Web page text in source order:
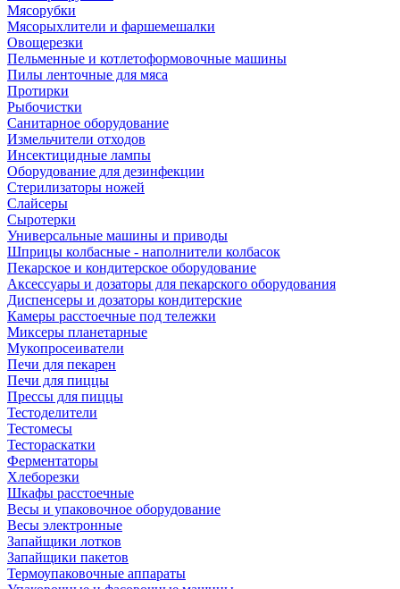
Мясорубки
Мясорыхлители и фаршемешалки
Овощерезки
Пельменные и котлетоформовочные машины
Пилы ленточные для мяса
Протирки
Рыбочистки
Санитарное оборудование
Измельчители отходов
Инсектицидные лампы
Оборудование для дезинфекции
Стерилизаторы ножей
Слайсеры
Сыротерки
Универсальные машины и приводы
Шприцы колбасные - наполнители колбасок
Пекарское и кондитерское оборудование
Аксессуары и дозаторы для пекарского оборудования
Диспенсеры и дозаторы кондитерские
Камеры расстоечные под тележки
Миксеры планетарные
Мукопросеиватели
Печи для пекарен
Печи для пиццы
Прессы для пиццы
Тестоделители
Тестомесы
Тестораскатки
Ферментаторы
Хлеборезки
Шкафы расстоечные
Весы и упаковочное оборудование
Весы электронные
Запайщики лотков
Запайщики пакетов
Термоупаковочные аппараты